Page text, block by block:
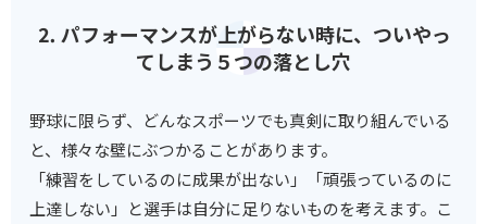
⒉ パフォーマンスが上がらない時に、ついやっ
てしまう５つの落とし穴
野球に限らず、どんなスポーツでも真剣に取り組んでいる
と、様々な壁にぶつかることがあります。
「練習をしているのに成果が出ない」「頑張っているのに
上達しない」と選手は自分に足りないものを考えます。こ